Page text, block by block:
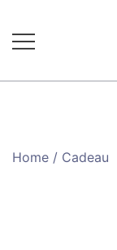
naar
de
Home / Cadeau